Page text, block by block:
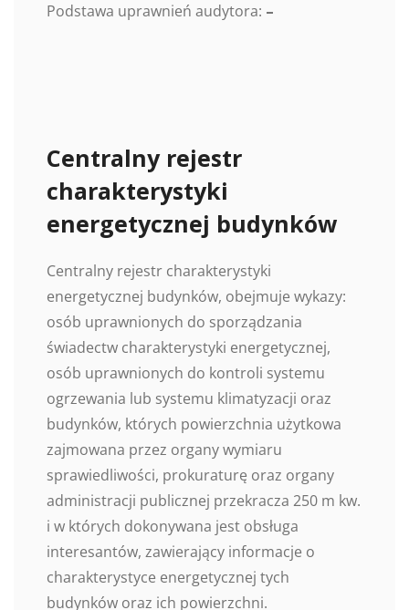
Podstawa uprawnień audytora: –
Centralny rejestr
charakterystyki
energetycznej budynków
Centralny rejestr charakterystyki
energetycznej budynków, obejmuje wykazy:
osób uprawnionych do sporządzania
świadectw charakterystyki energetycznej,
osób uprawnionych do kontroli systemu
ogrzewania lub systemu klimatyzacji oraz
budynków, których powierzchnia użytkowa
zajmowana przez organy wymiaru
sprawiedliwości, prokuraturę oraz organy
administracji publicznej przekracza 250 m kw.
i w których dokonywana jest obsługa
interesantów, zawierający informacje o
charakterystyce energetycznej tych
budynków oraz ich powierzchni.